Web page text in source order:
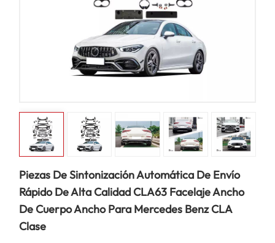
Piezas De Sintonización Automática De Envío
Rápido De Alta Calidad CLA63 Facelaje Ancho
De Cuerpo Ancho Para Mercedes Benz CLA
Clase